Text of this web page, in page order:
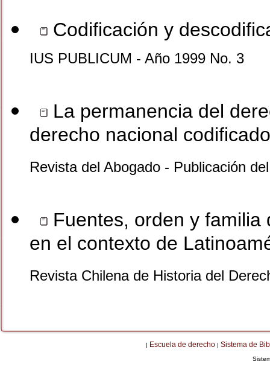
Codificación y
IUS PUBLICUM - Año 1999 No. 3
La permanencia del
derecho nacional codificado
Revista del Abogado - Publicación
Fuentes, orden y
en el contexto de
Revista Chilena de Historia del
| Escuela de derecho | Sistema de